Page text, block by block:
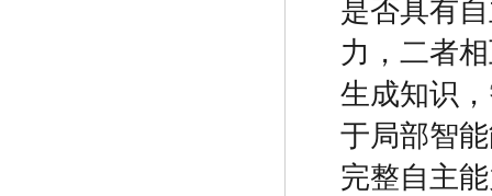
是否具有
力，二者
生成知识
于局部智
完整自主